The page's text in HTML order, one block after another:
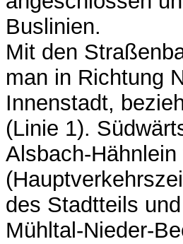
Buslinien.
Mit den
man in Richtung
Innenstadt,
(Linie 1).
Alsbach-
des Stadtteils
Mühltal-Nieder-